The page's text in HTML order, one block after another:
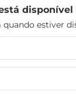
estiver